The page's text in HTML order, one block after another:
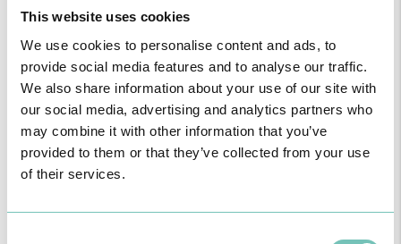
This website uses cookies
We use cookies to personalise content and ads, to
provide social media features and to analyse our traffic.
We also share information about your use of our site with
our social media, advertising and analytics partners who
may combine it with other information that you’ve
provided to them or that they’ve collected from your use
of their services.